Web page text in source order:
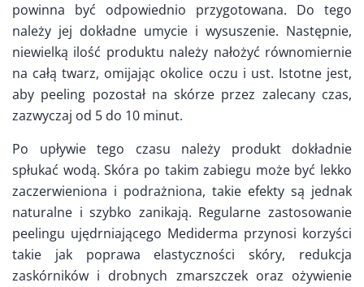
powinna być odpowiednio przygotowana. Do tego
należy jej dokładne umycie i wysuszenie. Następnie,
niewielką ilość produktu należy nałożyć równomiernie
na całą twarz, omijając okolice oczu i ust. Istotne jest,
aby peeling pozostał na skórze przez zalecany czas,
zazwyczaj od 5 do 10 minut.
Po upływie tego czasu należy produkt dokładnie
spłukać wodą. Skóra po takim zabiegu może być lekko
zaczerwieniona i podrażniona, takie efekty są jednak
naturalne i szybko zanikają. Regularne zastosowanie
peelingu ujędrniającego Mediderma przynosi korzyści
takie jak poprawa elastyczności skóry, redukcja
zaskórników i drobnych zmarszczek oraz ożywienie